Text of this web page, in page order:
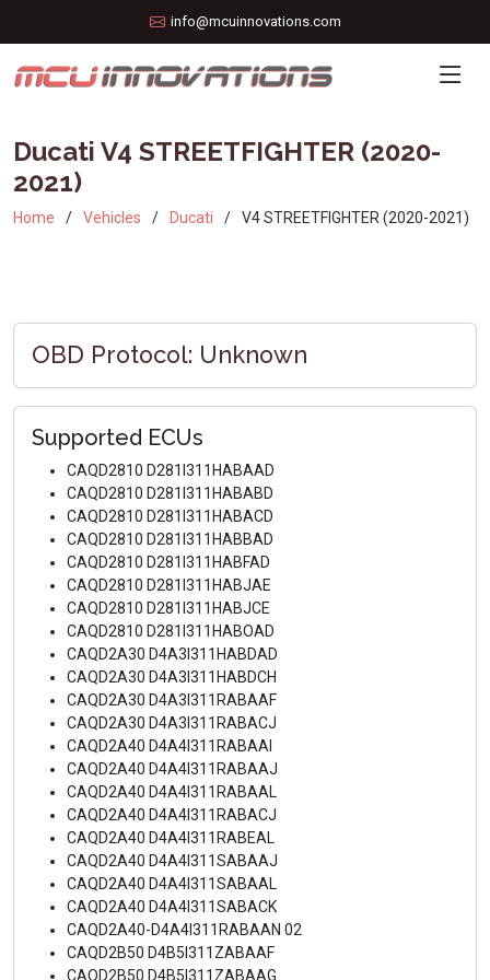
info@mcuinnovations.com
Ducati V4 STREETFIGHTER (2020-
2021)
Home Vehicles Ducati V4 STREETFIGHTER (2020-2021)
OBD Protocol: Unknown
Supported ECUs
CAQD2810 D281I311HABAAD
CAQD2810 D281I311HABABD
CAQD2810 D281I311HABACD
CAQD2810 D281I311HABBAD
CAQD2810 D281I311HABFAD
CAQD2810 D281I311HABJAE
CAQD2810 D281I311HABJCE
CAQD2810 D281I311HABOAD
CAQD2A30 D4A3I311HABDAD
CAQD2A30 D4A3I311HABDCH
CAQD2A30 D4A3I311RABAAF
CAQD2A30 D4A3I311RABACJ
CAQD2A40 D4A4I311RABAAI
CAQD2A40 D4A4I311RABAAJ
CAQD2A40 D4A4I311RABAAL
CAQD2A40 D4A4I311RABACJ
CAQD2A40 D4A4I311RABEAL
CAQD2A40 D4A4I311SABAAJ
CAQD2A40 D4A4I311SABAAL
CAQD2A40 D4A4I311SABACK
CAQD2A40-D4A4I311RABAAN 02
CAQD2B50 D4B5I311ZABAAF
CAQD2B50 D4B5I311ZABAAG